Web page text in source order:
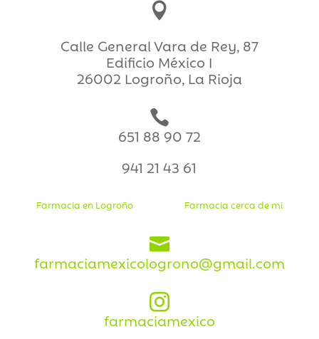

Calle General Vara de Rey, 87
Edificio México I
26002 Logroño, La Rioja

651 88 90 72
941 21 43 61
Farmacia en Logroño Farmacia cerca de mi

farmaciamexicologrono@gmail.com

farmaciamexico